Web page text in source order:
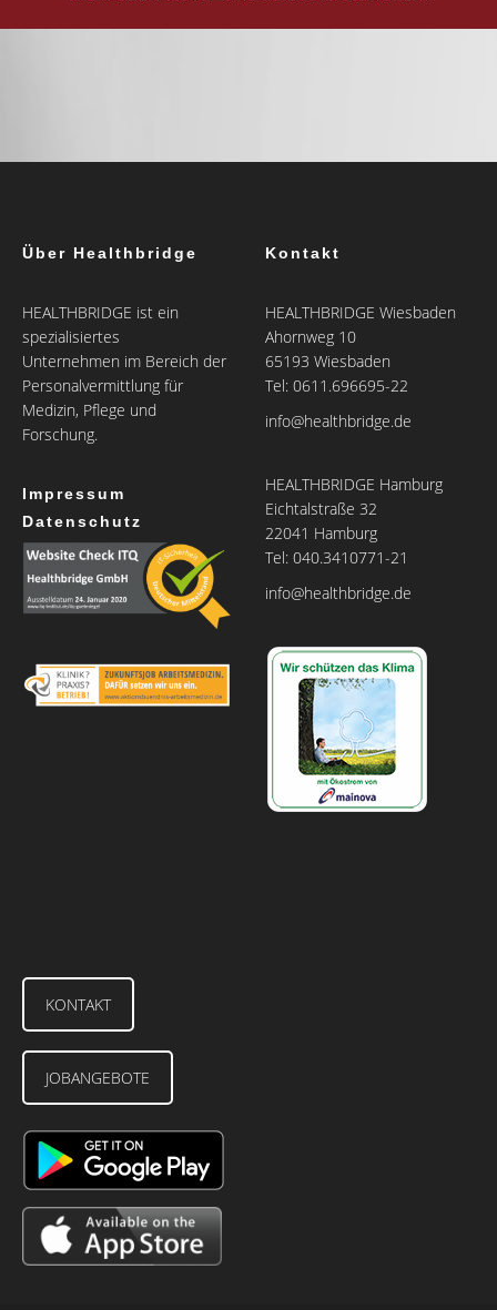
Über Healthbridge
HEALTHBRIDGE ist ein
spezialisiertes
Unternehmen im Bereich der
Personalvermittlung für
Medizin, Pflege und
Forschung.
Impressum
Datenschutz
Kontakt
HEALTHBRIDGE Wiesbaden
Ahornweg 10
65193 Wiesbaden
Tel: 0611.696695-22
info@healthbridge.de
HEALTHBRIDGE Hamburg
Eichtalstraße 32
22041 Hamburg
Tel: 040.3410771-21
info@healthbridge.de
KONTAKT
JOBANGEBOTE